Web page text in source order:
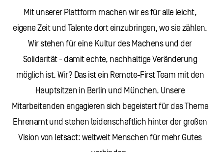
Mit unserer Plattform machen wir es für alle leicht,
eigene Zeit und Talente dort einzubringen, wo sie zählen.
Wir stehen für eine Kultur des Machens und der
Solidarität - damit echte, nachhaltige Veränderung
möglich ist. Wir? Das ist ein Remote-First Team mit den
Hauptsitzen in Berlin und München. Unsere
Mitarbeitenden engagieren sich begeistert für das Thema
Ehrenamt und stehen leidenschaftlich hinter der großen
Vision von letsact: weltweit Menschen für mehr Gutes